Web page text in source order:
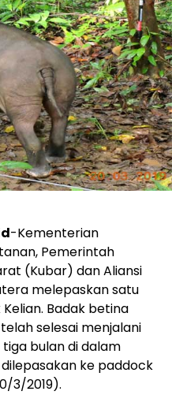
-Kementerian
Pemerintah
(Kubar) dan Aliansi
melepaskan satu
Badak betina
selesai menjalani
bulan di dalam
ke paddock
3/2019).